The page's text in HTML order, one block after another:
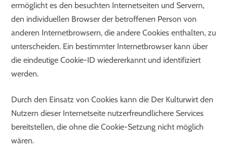
ermöglicht es den besuchten Internetseiten und Servern,
den individuellen Browser der betroffenen Person von
anderen Internetbrowsern, die andere Cookies enthalten, zu
unterscheiden. Ein bestimmter Internetbrowser kann über
die eindeutige Cookie-ID wiedererkannt und identifiziert
werden.
Durch den Einsatz von Cookies kann die Der Kulturwirt den
Nutzern dieser Internetseite nutzerfreundlichere Services
bereitstellen, die ohne die Cookie-Setzung nicht möglich
wären.